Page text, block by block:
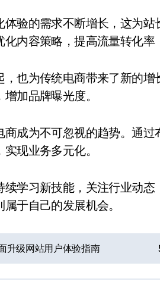
验的需求不断增长，这为
内容策略，提高流量转化率
也为传统电商带来了新的
加品牌曝光度。
成为不可忽视的趋势。通
现业务多元化。
学习新技能，关注行业动
于自己的发展机会。
升级网站用户体验指南